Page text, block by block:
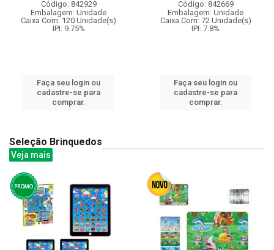
Código: 842929
Embalagem: Unidade
Caixa Com: 120 Unidade(s)
IPI: 9.75%
Faça seu login ou
cadastre-se para
comprar.
Código: 842669
Embalagem: Unidade
Caixa Com: 72 Unidade(s)
IPI: 7.8%
Faça seu login ou
cadastre-se para
comprar.
Seleção Brinquedos
Veja mais